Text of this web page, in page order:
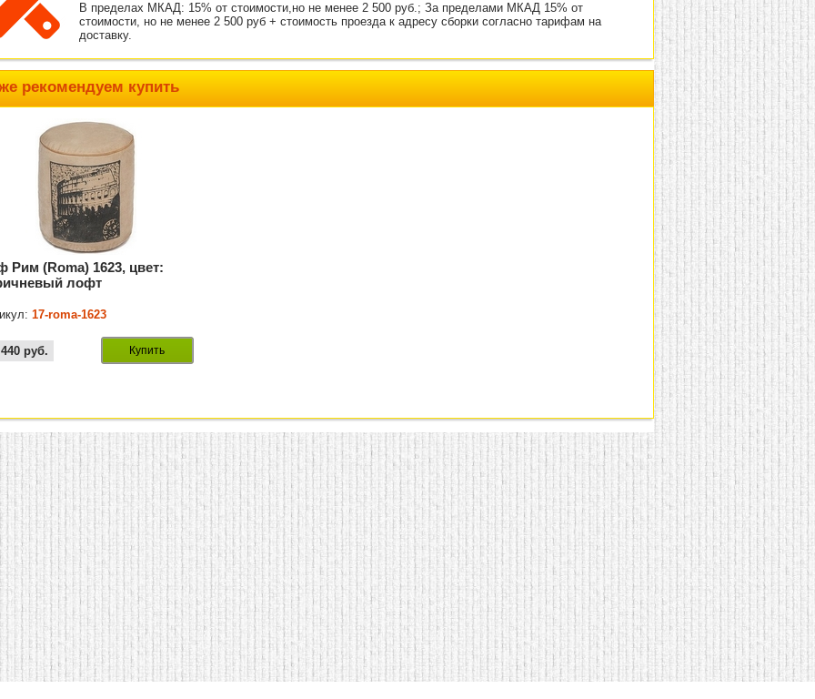
В пределах МКАД: 15% от стоимости,но не менее 2 500 руб.; За пределами МКАД 15% от
стоимости, но не менее 2 500 руб + стоимость проезда к адресу сборки согласно тарифам на
доставку.
рекомендуем купить
Рим (Roma) 1623, цвет:
лофт
17-roma-1623
руб. Купить